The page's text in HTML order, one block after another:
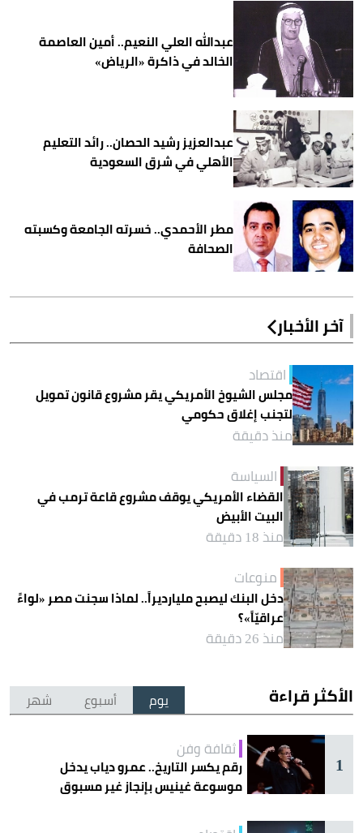
عبدالله العلي النعيم.. أمين العاصمة
الخالد في ذاكرة «الرياض»
عبدالعزيز رشيد الحصان.. رائد التعليم
الأهلي في شرق السعودية
مطر الأحمدي.. خسرته الجامعة وكسبته
الصحافة
آخر الأخبار
اقتصاد
مجلس الشيوخ الأمريكي يقر مشروع قانون تمويل
لتجنب إغلاق حكومي
منذ دقيقة
السياسة
القضاء الأمريكي يوقف مشروع قاعة ترمب في
البيت الأبيض
منذ 18 دقيقة
منوعات
دخل البنك ليصبح مليارديراً.. لماذا سجنت مصر «لواءً
عراقيّاً»؟
منذ 26 دقيقة
الأكثر قراءة يوم أسبوع شهر
1
ثقافة وفن
رقم يكسر التاريخ.. عمرو دياب يدخل
موسوعة غينيس بإنجاز غير مسبوق